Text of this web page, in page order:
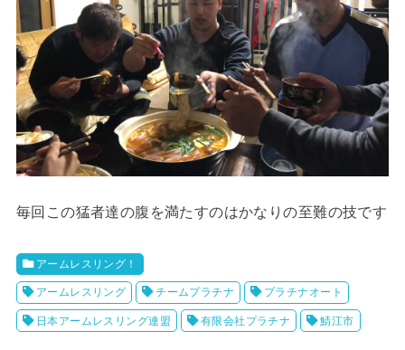
毎回この猛者達の腹を満たすのはかなりの至難の技です
アームレスリング！
アームレスリング チームプラチナ プラチナオート
日本アームレスリング連盟 有限会社プラチナ 鯖江市